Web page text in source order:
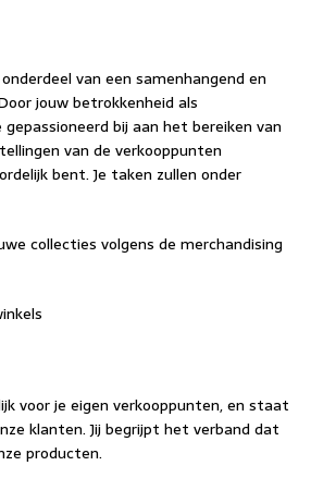
van een samenhangend en
jouw betrokkenheid als
bij aan het bereiken van
van de verkooppunten
bent. Je taken zullen onder
collecties volgens de merchandising
voor je eigen verkooppunten, en staat
klanten. Jij begrijpt het verband dat
producten.